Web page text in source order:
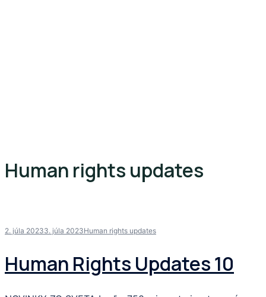
Human rights updates
2. júla 20233. júla 2023Human rights updates
Human Rights Updates 10